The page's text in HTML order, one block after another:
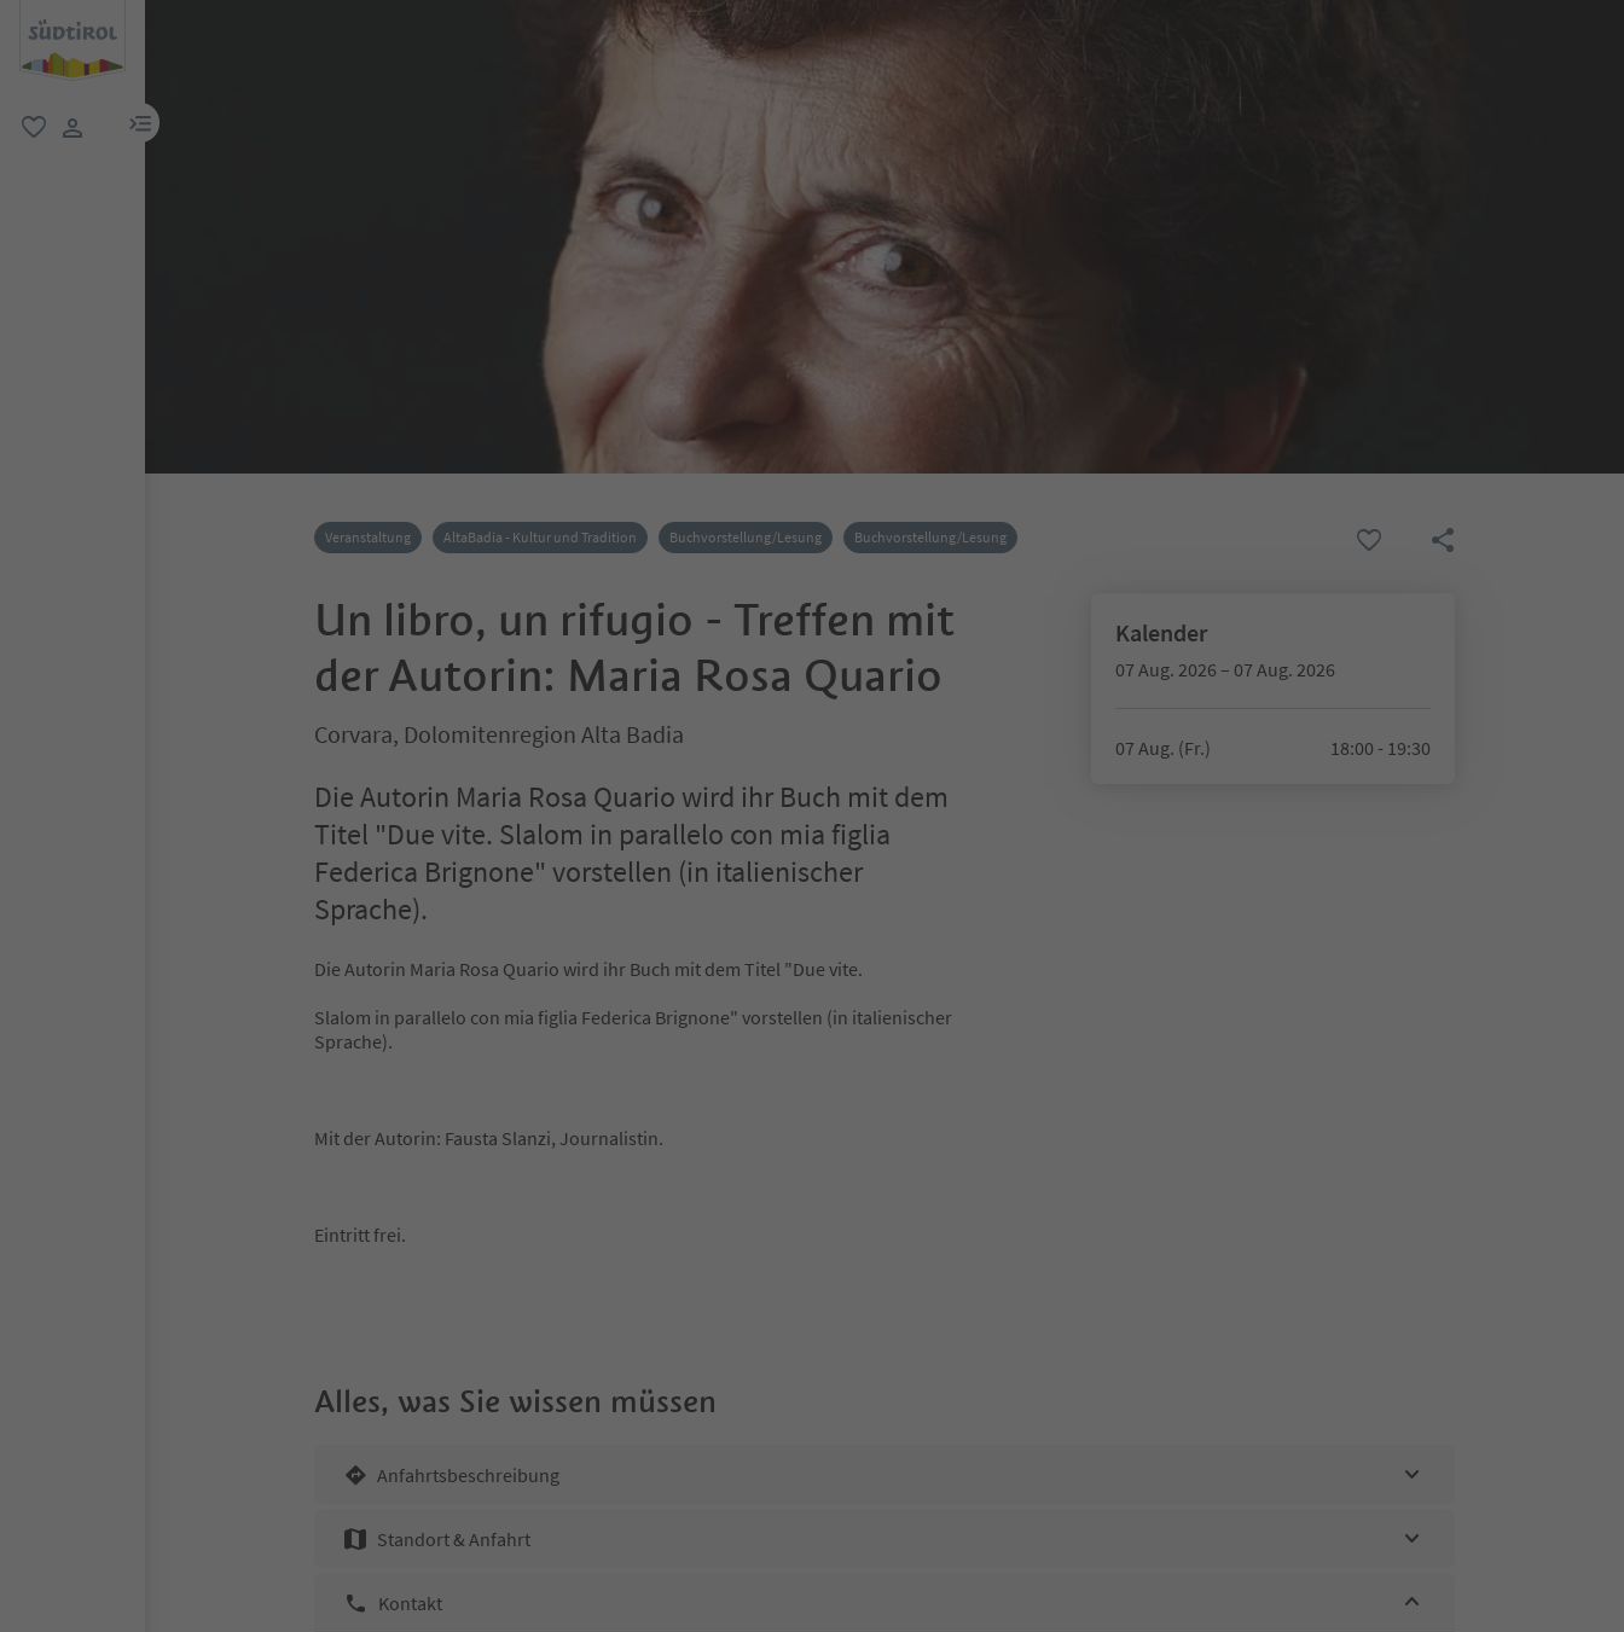
menu link
Veranstaltung AltaBadia - Kultur und Tradition Buchvorstellung/Lesung Buchvorstellung/Lesung
Un libro, un rifugio - Treffen mit
der Autorin: Maria Rosa Quario
Corvara, Dolomitenregion Alta Badia
Die Autorin Maria Rosa Quario wird ihr Buch mit dem
Titel "Due vite. Slalom in parallelo con mia figlia
Federica Brignone" vorstellen (in italienischer
Sprache).
Die Autorin Maria Rosa Quario wird ihr Buch mit dem Titel "Due vite.
Slalom in parallelo con mia figlia Federica Brignone" vorstellen (in italienischer
Sprache).
Mit der Autorin: Fausta Slanzi, Journalistin.
Eintritt frei.
Kalender
07 Aug. 2026 – 07 Aug. 2026
07 Aug. (Fr.) 18:00 - 19:30
Alles, was Sie wissen müssen
Anfahrtsbeschreibung
Standort & Anfahrt
Kontakt